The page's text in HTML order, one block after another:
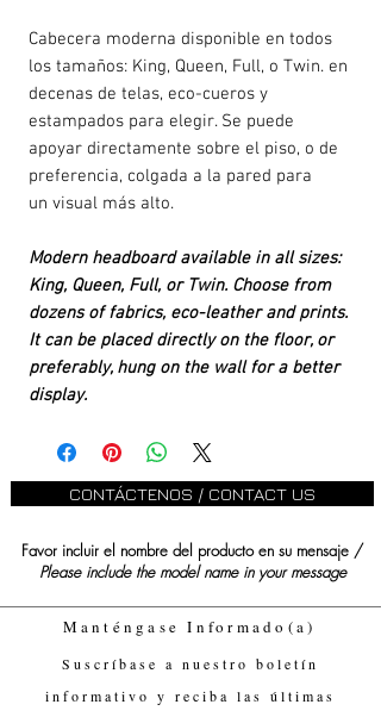
Cabecera moderna disponible en todos
los tamaños: King, Queen, Full, o Twin. en
decenas de telas, eco-cueros y
estampados para elegir. Se puede
apoyar directamente sobre el piso, o de
preferencia, colgada a la pared para
un visual más alto.
Modern headboard available in all sizes:
King, Queen, Full, or Twin. Choose from
dozens of fabrics, eco-leather and prints.
It can be placed directly on the floor, or
preferably, hung on the wall for a better
display.
CONTÁCTENOS / CONTACT US
Favor incluir el nombre del producto en su mensaje /
Please include the model name in your message
Manténgase Informado(a)
Suscríbase a nuestro boletín
informativo y reciba las últimas